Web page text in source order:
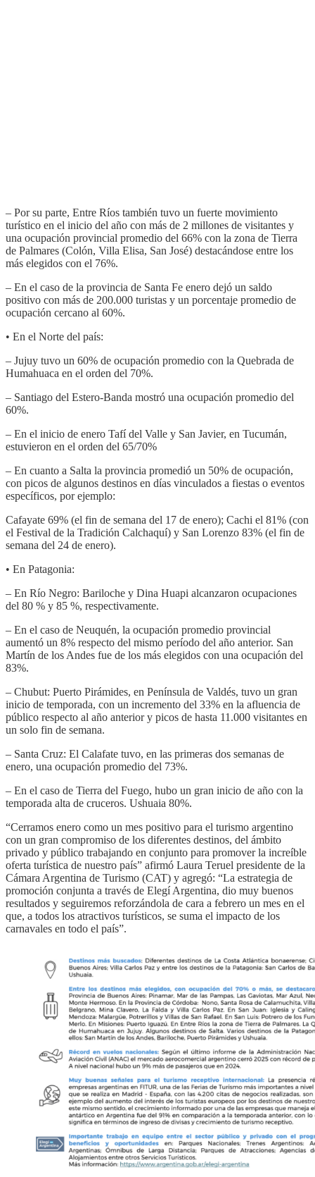
– Por su parte, Entre Ríos también tuvo un fuerte movimiento
turístico en el inicio del año con más de 2 millones de visitantes y
una ocupación provincial promedio del 66% con la zona de Tierra
de Palmares (Colón, Villa Elisa, San José) destacándose entre los
más elegidos con el 76%.
– En el caso de la provincia de Santa Fe enero dejó un saldo
positivo con más de 200.000 turistas y un porcentaje promedio de
ocupación cercano al 60%.
• En el Norte del país:
– Jujuy tuvo un 60% de ocupación promedio con la Quebrada de
Humahuaca en el orden del 70%.
– Santiago del Estero-Banda mostró una ocupación promedio del
60%.
– En el inicio de enero Tafí del Valle y San Javier, en Tucumán,
estuvieron en el orden del 65/70%
– En cuanto a Salta la provincia promedió un 50% de ocupación,
con picos de algunos destinos en días vinculados a fiestas o eventos
específicos, por ejemplo:
Cafayate 69% (el fin de semana del 17 de enero); Cachi el 81% (con
el Festival de la Tradición Calchaquí) y San Lorenzo 83% (el fin de
semana del 24 de enero).
• En Patagonia:
– En Río Negro: Bariloche y Dina Huapi alcanzaron ocupaciones
del 80 % y 85 %, respectivamente.
– En el caso de Neuquén, la ocupación promedio provincial
aumentó un 8% respecto del mismo período del año anterior. San
Martín de los Andes fue de los más elegidos con una ocupación del
83%.
– Chubut: Puerto Pirámides, en Península de Valdés, tuvo un gran
inicio de temporada, con un incremento del 33% en la afluencia de
público respecto al año anterior y picos de hasta 11.000 visitantes en
un solo fin de semana.
– Santa Cruz: El Calafate tuvo, en las primeras dos semanas de
enero, una ocupación promedio del 73%.
– En el caso de Tierra del Fuego, hubo un gran inicio de año con la
temporada alta de cruceros. Ushuaia 80%.
“Cerramos enero como un mes positivo para el turismo argentino
con un gran compromiso de los diferentes destinos, del ámbito
privado y público trabajando en conjunto para promover la increíble
oferta turística de nuestro país” afirmó Laura Teruel presidente de la
Cámara Argentina de Turismo (CAT) y agregó: “La estrategia de
promoción conjunta a través de Elegí Argentina, dio muy buenos
resultados y seguiremos reforzándola de cara a febrero un mes en el
que, a todos los atractivos turísticos, se suma el impacto de los
carnavales en todo el país”.